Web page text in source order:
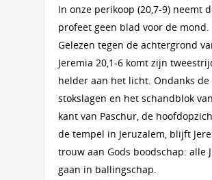
In onze perikoop (20,7-9) neemt
profeet geen blad voor de mond.
Gelezen tegen de achtergrond
Jeremia 20,1-6 komt zijn
helder aan het licht. Ondanks de
stokslagen en het schandblok
kant van Paschur, de
de tempel in Jeruzalem, blijft
trouw aan Gods boodschap: alle
gaan in ballingschap.